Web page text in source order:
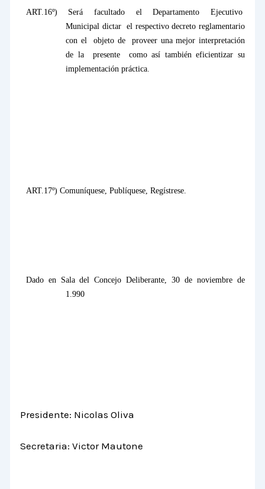
ART.16º) Será facultado el Departamento
Ejecutivo
Municipal dictar
el respectivo decreto reglamentario
con el
objeto de
proveer una mejor interpretación
de la
presente
como así también eficientizar su
implementación práctica.
ART.17º) Comuníquese, Publíquese, Regístrese.
Dado en Sala del Concejo Deliberante, 30 de noviembre de
1.990
Presidente: Nicolas Oliva
Secretaria: Victor Mautone